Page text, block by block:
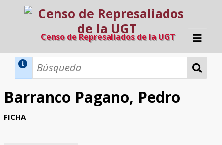
Censo de Represaliados de la UGT
Inicio
Búsqueda Dinámica
Búsqueda Avanzada
Barranco Pagano, Pedro
FICHA